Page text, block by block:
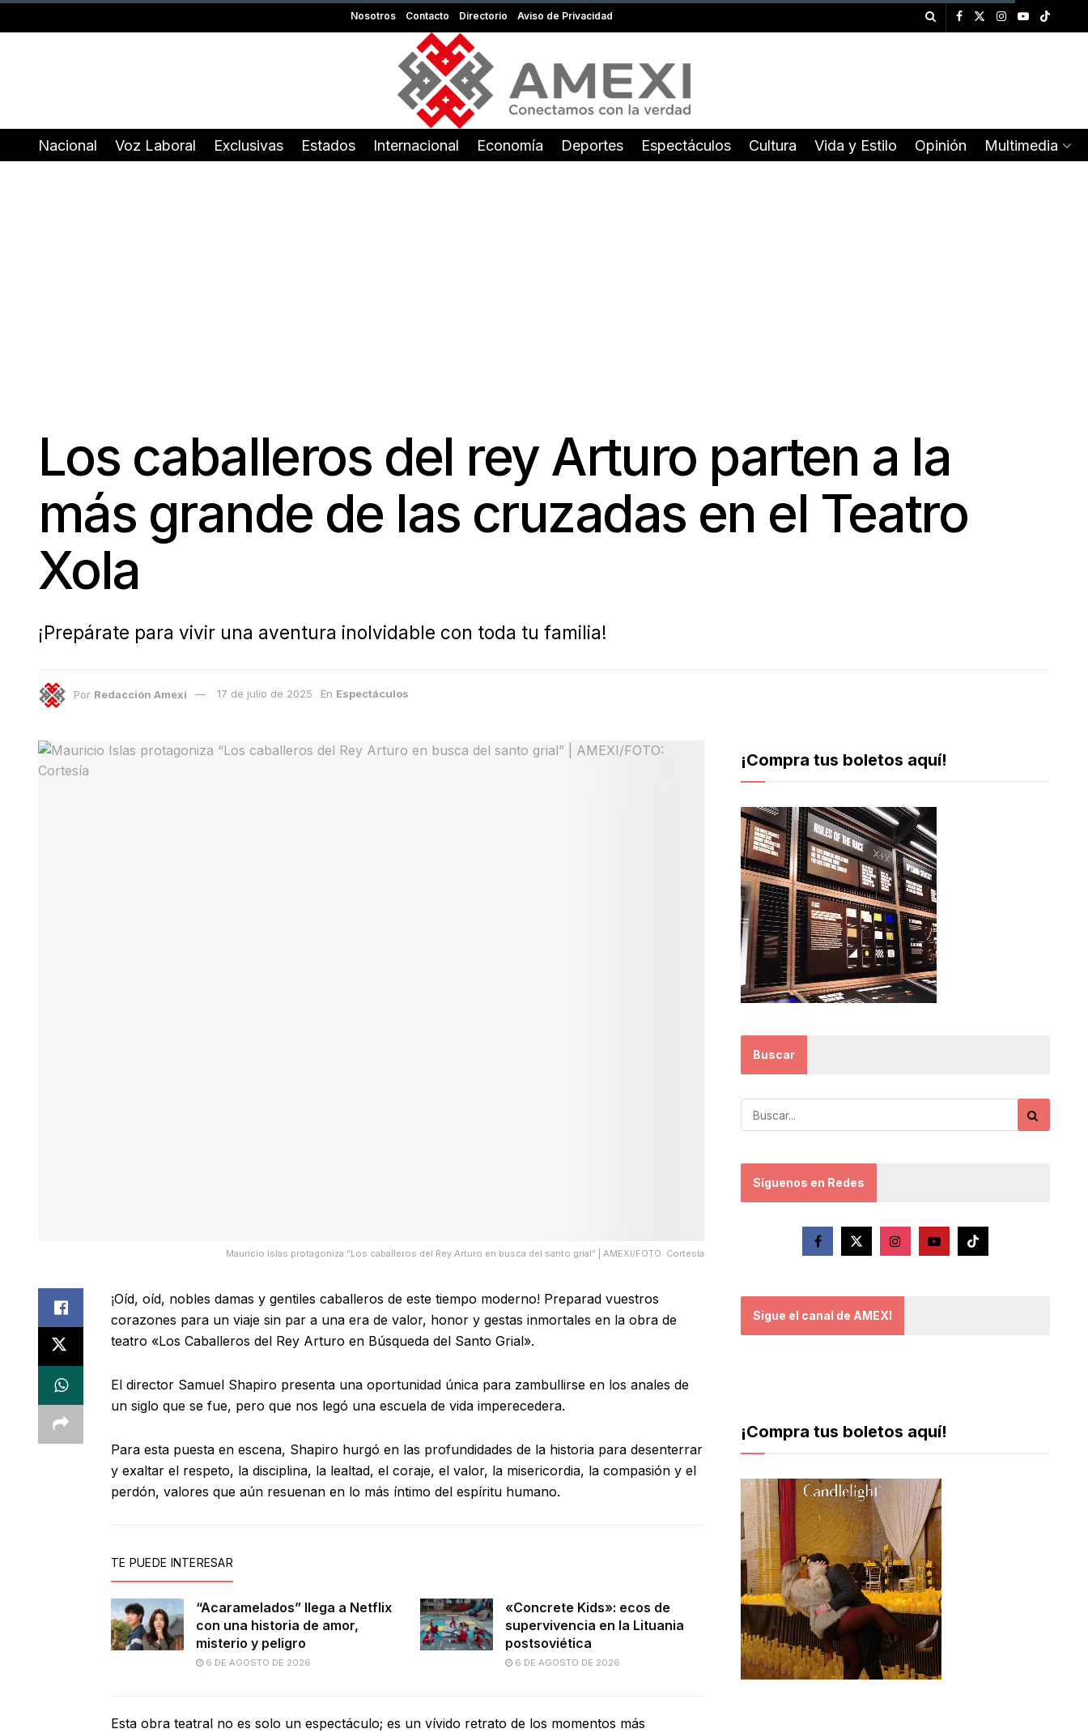
Nosotros Contacto Directorio Aviso de Privacidad
Nacional Voz Laboral Exclusivas Estados Internacional Economía Deportes Espectáculos Cultura Vida y Estilo Opinión Multimedia
Los caballeros del rey Arturo parten a la
más grande de las cruzadas en el Teatro
Xola
¡Prepárate para vivir una aventura inolvidable con toda tu familia!
Por Redacción Amexi 17 de julio de 2025 En Espectáculos
Mauricio Islas protagoniza “Los caballeros del Rey Arturo en busca del santo grial” | AMEXI/FOTO: Cortesía
¡Oíd, oíd, nobles damas y gentiles caballeros de este tiempo moderno! Preparad vuestros
corazones para un viaje sin par a una era de valor, honor y gestas inmortales en la obra de
teatro «Los Caballeros del Rey Arturo en Búsqueda del Santo Grial».
El director Samuel Shapiro presenta una oportunidad única para zambullirse en los anales de
un siglo que se fue, pero que nos legó una escuela de vida imperecedera.
Para esta puesta en escena, Shapiro hurgó en las profundidades de la historia para desenterrar
y exaltar el respeto, la disciplina, la lealtad, el coraje, el valor, la misericordia, la compasión y el
perdón, valores que aún resuenan en lo más íntimo del espíritu humano.
TE PUEDE INTERESAR
“Acaramelados” llega a Netflix
con una historia de amor,
misterio y peligro
6 DE AGOSTO DE 2026
«Concrete Kids»: ecos de
supervivencia en la Lituania
postsoviética
6 DE AGOSTO DE 2026
Esta obra teatral no es solo un espectáculo; es un vívido retrato de los momentos más
¡Compra tus boletos aquí!
Buscar
Síguenos en Redes
Sigue el canal de AMEXI
¡Compra tus boletos aquí!